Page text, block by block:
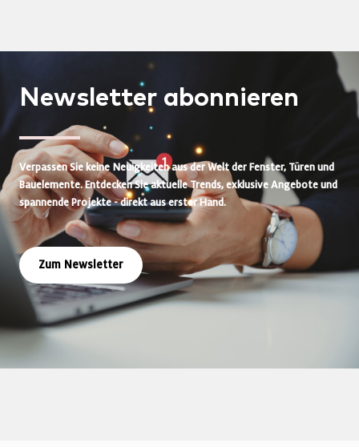
Newsletter abonnieren
Verpassen Sie keine Neuigkeiten aus der Welt der Fenster, Türen und
Bauelemente. Entdecken Sie aktuelle Trends, exklusive Angebote und
spannende Projekte - direkt aus erster Hand.
Zum Newsletter